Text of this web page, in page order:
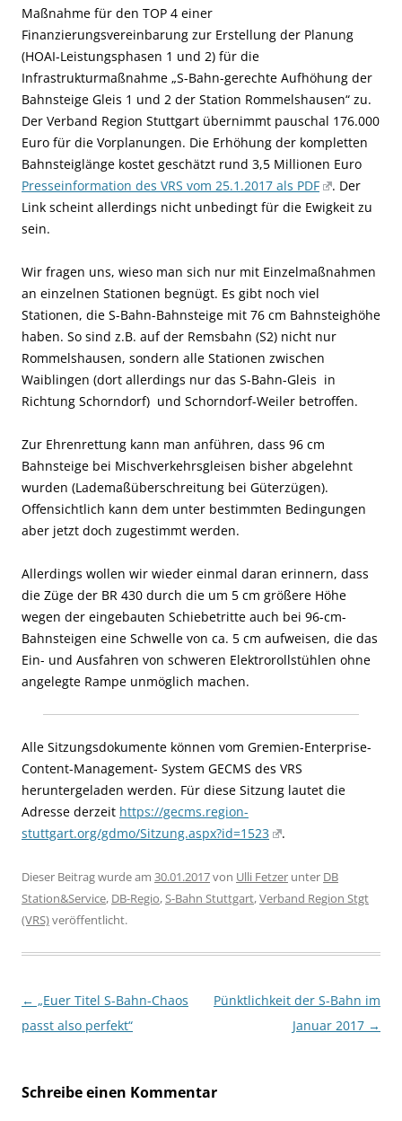
Maßnahme für den TOP 4 einer
Finanzierungsvereinbarung zur Erstellung der Planung
(HOAI-Leistungsphasen 1 und 2) für die
Infrastrukturmaßnahme „S-Bahn-gerechte Aufhöhung der
Bahnsteige Gleis 1 und 2 der Station Rommelshausen“ zu.
Der Verband Region Stuttgart übernimmt pauschal 176.000
Euro für die Vorplanungen. Die Erhöhung der kompletten
Bahnsteiglänge kostet geschätzt rund 3,5 Millionen Euro
Presseinformation des VRS vom 25.1.2017 als PDF
. Der
Link scheint allerdings nicht unbedingt für die Ewigkeit zu
sein.
Wir fragen uns, wieso man sich nur mit Einzelmaßnahmen
an einzelnen Stationen begnügt. Es gibt noch viel
Stationen, die S-Bahn-Bahnsteige mit 76 cm Bahnsteighöhe
haben. So sind z.B. auf der Remsbahn (S2) nicht nur
Rommelshausen, sondern alle Stationen zwischen
Waiblingen (dort allerdings nur das S-Bahn-Gleis in
Richtung Schorndorf) und Schorndorf-Weiler betroffen.
Zur Ehrenrettung kann man anführen, dass 96 cm
Bahnsteige bei Mischverkehrsgleisen bisher abgelehnt
wurden (Lademaßüberschreitung bei Güterzügen).
Offensichtlich kann dem unter bestimmten Bedingungen
aber jetzt doch zugestimmt werden.
Allerdings wollen wir wieder einmal daran erinnern, dass
die Züge der BR 430 durch die um 5 cm größere Höhe
wegen der eingebauten Schiebetritte auch bei 96-cm-
Bahnsteigen eine Schwelle von ca. 5 cm aufweisen, die das
Ein- und Ausfahren von schweren Elektrorollstühlen ohne
angelegte Rampe unmöglich machen.
Alle Sitzungsdokumente können vom Gremien-Enterprise-
Content-Management- System GECMS des VRS
heruntergeladen werden. Für diese Sitzung lautet die
Adresse derzeit https://gecms.region-
stuttgart.org/gdmo/Sitzung.aspx?id=1523
.
Dieser Beitrag wurde am 30.01.2017von Ulli Fetzer unter DB
Station&Service, DB-Regio,S-Bahn Stuttgart,Verband Region Stgt
(VRS)veröffentlicht.
Beitragsnavigation
← „Euer Titel S-Bahn-Chaos
passt also perfekt“
Pünktlichkeit der S-Bahn im
Januar 2017 →
Schreibe einen Kommentar